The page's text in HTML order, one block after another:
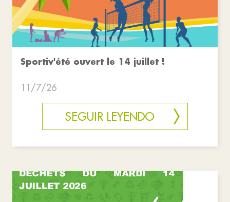
Sportiv'été ouvert le 14 juillet !
11/7/26
SEGUIR LEYENDO